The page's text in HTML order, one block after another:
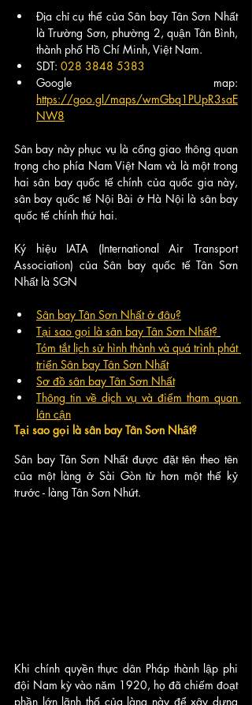
Địa chỉ cụ thể của Sân bay Tân Sơn Nhất
là Trường Sơn, phường 2, quận Tân Bình,
thành phố Hồ Chí Minh, Việt Nam.
SDT: 028 3848 5383
https://goo.gl/maps/wmGbq1PUpR3saE
NW8
Sân bay này phục vụ là cổng giao thông quan
trọng cho phía Nam Việt Nam và là một trong
hai sân bay quốc tế chính của quốc gia này,
sân bay quốc tế Nội Bài ở Hà Nội là sân bay
quốc tế chính thứ hai.
Ký hiệu IATA (International Air Transport
Association) của Sân bay quốc tế Tân Sơn
Nhất là SGN
Sân bay Tân Sơn Nhất ở đâu?
Tại sao gọi là sân bay Tân Sơn Nhất?
Tóm tắt lịch sử hình thành và quá trình phát
triển Sân bay Tân Sơn Nhất
Sơ đồ sân bay Tân Sơn Nhất
Thông tin về dịch vụ và điểm tham quan
lân cận
Tại sao gọi là sân bay Tân Sơn Nhất?
Sân bay Tân Sơn Nhất được đặt tên theo tên
của một làng ở Sài Gòn từ hơn một thế kỷ
trước - làng Tân Sơn Nhứt.
Khi chính quyền thực dân Pháp thành lập phi
đội Nam kỳ vào năm 1920, họ đã chiếm đoạt
phần lớn lãnh thổ của làng này để xây dựng